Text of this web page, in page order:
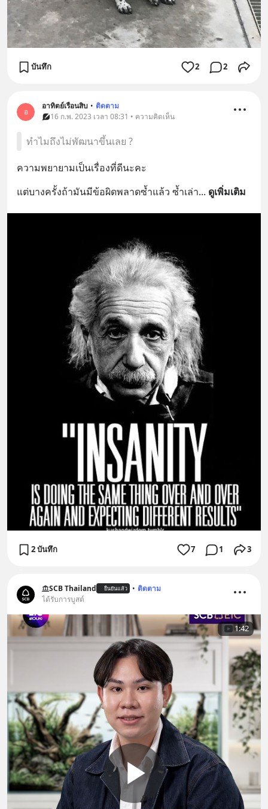
บันทึก 2 2
อ
อาทิตย์เรือนสิบ • ติดตาม
16 ก.พ. 2023 เวลา 08:31 • ความคิดเห็น
ทำไมถึงไม่พัฒนาขึ้นเลย ?
ความพยายามเป็นเรื่องที่ดีนะคะ
แต่บางครั้งถ้ามันมีข้อผิดพลาดซ้ำแล้ว ซ้ำเล่า... ดูเพิ่มเติม
2 บันทึก 7 1 3
SCB Thailand ยืนยันแล้ว • ติดตาม
ได้รับการบูสต์
1:42